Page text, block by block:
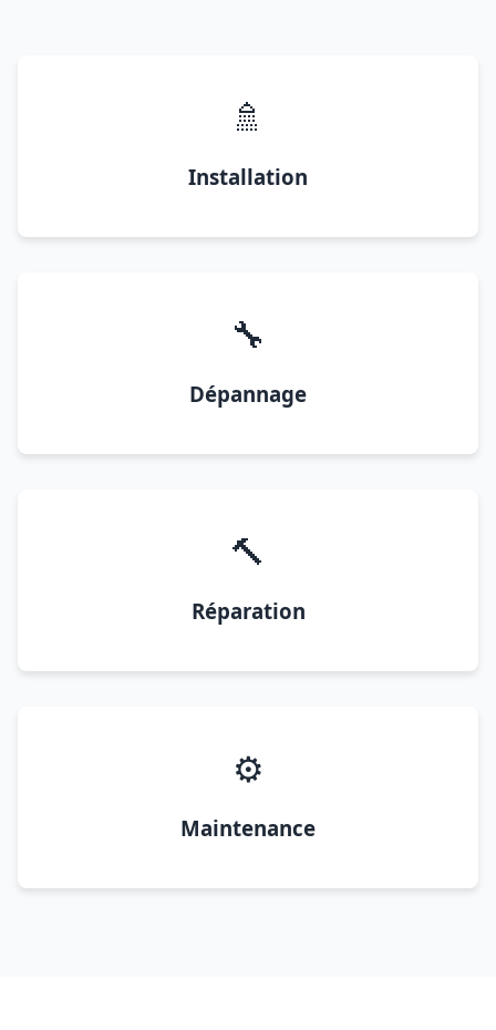
🚿
Installation
🔧
Dépannage
🔨
Réparation
⚙️
Maintenance